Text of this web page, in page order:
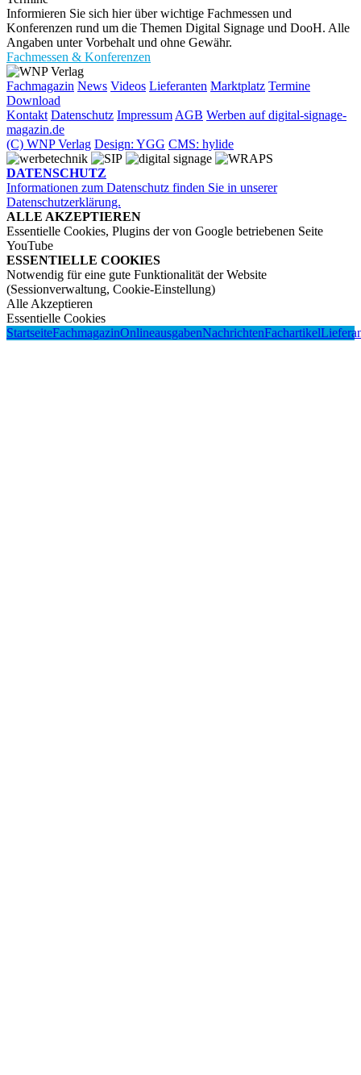
Informieren Sie sich hier über wichtige Fachmessen und
Konferenzen rund um die Themen Digital Signage und DooH. Alle
Angaben unter Vorbehalt und ohne Gewähr.
Fachmessen & Konferenzen
Fachmagazin News Videos Lieferanten Marktplatz Termine
Download
Kontakt Datenschutz Impressum AGB Werben auf digital-signage-
magazin.de
(C) WNP Verlag Design: YGG CMS: hylide
DATENSCHUTZ
Informationen zum Datenschutz finden Sie in unserer
Datenschutzerklärung.
ALLE AKZEPTIEREN
Essentielle Cookies, Plugins der von Google betriebenen Seite
YouTube
ESSENTIELLE COOKIES
Notwendig für eine gute Funktionalität der Website
(Sessionverwaltung, Cookie-Einstellung)
Alle Akzeptieren
Essentielle Cookies
StartseiteFachmagazinOnlineausgabenNachrichtenFachartikel